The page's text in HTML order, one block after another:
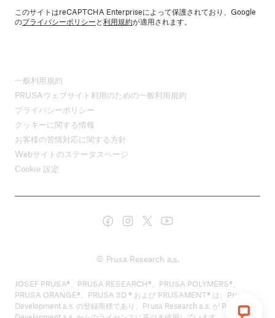
このサイトはreCAPTCHA Enterpriseによって保護されており、Google
のプライバシーポリシーと利用規約が適用されます。
一般利用規約
PRUSAウェブサイト利用のための一般利用規約
プライバシーポリシー
クッキーに関する情報
お客様の苦情対応に関する方針
Webサイトのステータスページ
Cookie 設定
© Prusa Research a.s.
JOSEF PRUSA®、PRUSA RESEARCH®、PRUSA POLYMERS®、
PRUSA ORANGE®、PRUSA 3D ® および PRUSAMENT® は、Prusa
Development a.s. の登録商標であり、Prusa Research a.s. が Prusa